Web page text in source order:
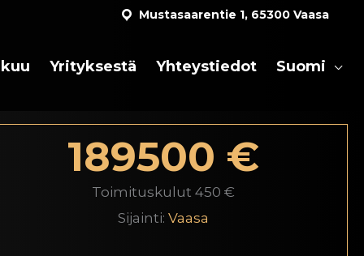
Mustasaarentie 1, 65300 Vaasa
Yrityksestä Yhteystiedot Suomi
189500 €
Toimituskulut 450 €
Sijainti: Vaasa